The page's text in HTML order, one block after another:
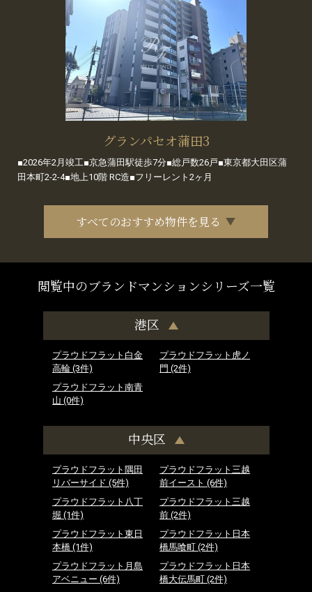
グランパセオ蒲田3
■2026年2月竣工■京急蒲田駅徒歩7分■総戸数26戸■東京都大田区蒲
田本町2-2-4■地上10階 RC造■フリーレント2ヶ月
すべてのおすすめ物件を見る
閲覧中のブランドマンションシリーズ一覧
港区
プラウドフラット白金
高輪 (3件)
プラウドフラット虎ノ
門 (2件)
プラウドフラット南青
山 (0件)
中央区
プラウドフラット隅田
リバーサイド (5件)
プラウドフラット三越
前イースト (6件)
プラウドフラット八丁
堀 (1件)
プラウドフラット三越
前 (2件)
プラウドフラット東日
本橋 (1件)
プラウドフラット日本
橋馬喰町 (2件)
プラウドフラット月島
アベニュー (6件)
プラウドフラット日本
橋大伝馬町 (2件)